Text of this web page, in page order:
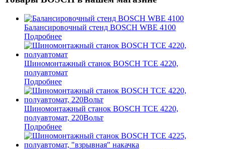
Балансировочный стенд BOSCH WBE 4100
Подробнее
Шиномонтажный станок BOSCH TCE 4220,
полуавтомат
Подробнее
Шиномонтажный станок BOSCH TCE 4220,
полуавтомат, 220Вольт
Подробнее